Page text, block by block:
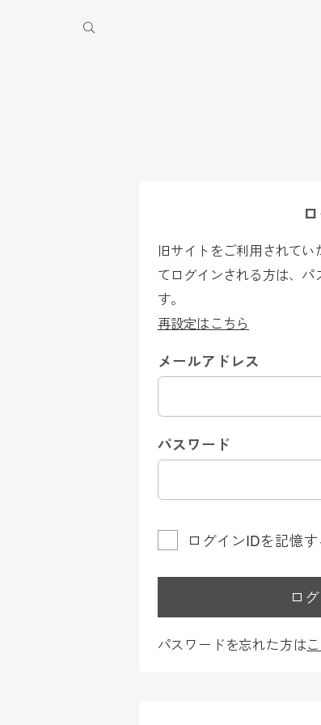
休業のお知らせ
旧サイトをご利用されて
てログインされる方は、
す。
再設定はこちら
メールアドレス
パスワード
ログインIDを記憶す
ロ
パスワードを忘れた方は